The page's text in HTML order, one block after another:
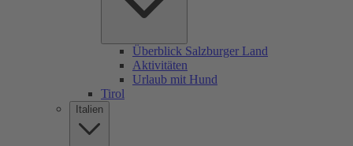
Überblick Salzburger Land
Aktivitäten
Urlaub mit Hund
Tirol
Italien